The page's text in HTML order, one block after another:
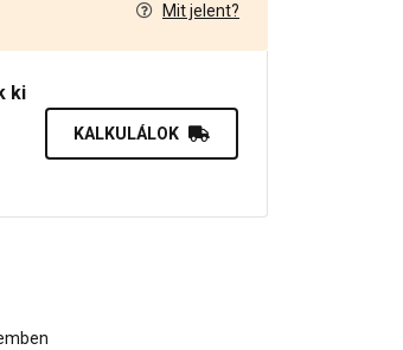
Mit jelent?
ki
KALKULÁLOK